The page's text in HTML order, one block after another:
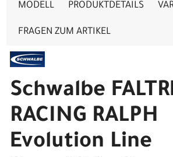
MODELL PRODUKTDETAILS
FRAGEN ZUM ARTIKEL
Schwalbe
RACING RALPH
Evolution Line